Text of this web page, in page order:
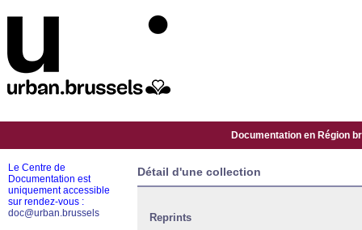
Documentation en Région
Détail d'une collection
Reprints
Le Centre de
Documentation est
uniquement accessible
sur rendez-vous :
doc@urban.brussels